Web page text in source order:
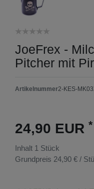
JoeFrex -
Pitcher mit
Artikelnummer2-KES-
24,90 EUR *
Inhalt 1 Stück
Grundpreis 24,90 € /